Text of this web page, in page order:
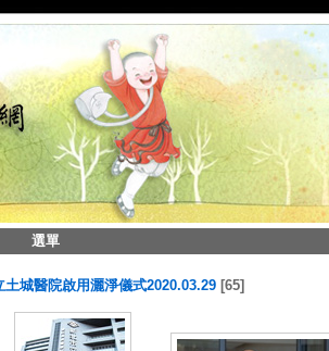
選單
土城醫院啟用灑淨儀式2020.03.29 65